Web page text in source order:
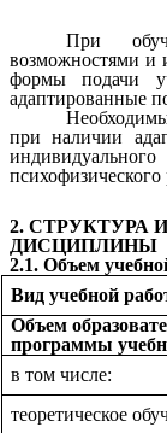
При
возможностями и
формы подачи
адаптированные
при наличии
психофизического
2. СТРУКТУРА
ДИСЦИПЛИНЫ
2.1. Объем
Вид учебной
Объем
программы
в том числе:
теоретическое